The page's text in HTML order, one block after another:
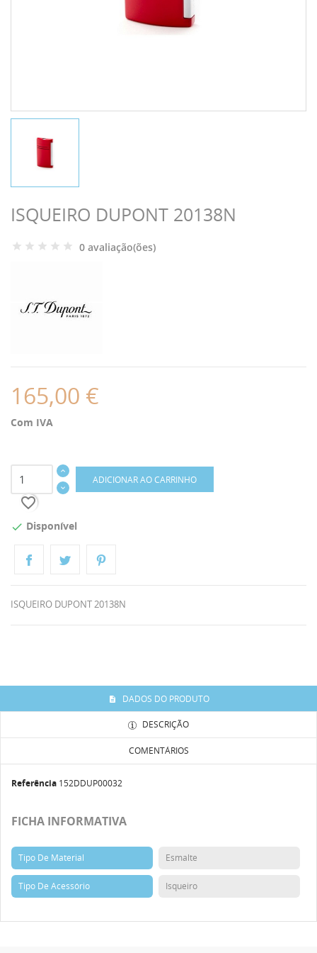
ISQUEIRO DUPONT 20138N
0 avaliação(ões)
165,00 €
Com IVA
ADICIONAR AO CARRINHO
favorite_border
 Disponível
ISQUEIRO DUPONT 20138N
DADOS DO PRODUTO
DESCRIÇÃO
COMENTÁRIOS
Referência 152DDUP00032
FICHA INFORMATIVA
Tipo De Material Esmalte
Tipo De Acessório Isqueiro